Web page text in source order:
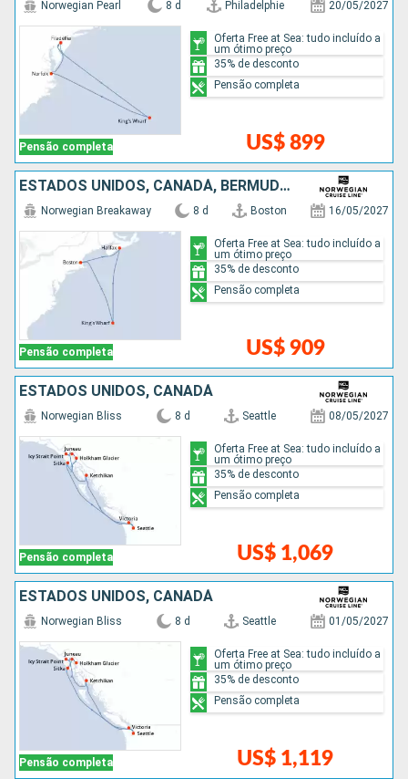
Pensão completa
Norwegian Pearl 8 d Philadelphie 20/05/2027
US$ 899
Oferta Free at Sea: tudo incluído a
um ótimo preço
35% de desconto
Pensão completa
ESTADOS UNIDOS, CANADÁ, BERMUDAS
Pensão completa
Norwegian Breakaway 8 d Boston 16/05/2027
US$ 909
Oferta Free at Sea: tudo incluído a
um ótimo preço
35% de desconto
Pensão completa
ESTADOS UNIDOS, CANADÁ
Pensão completa
Norwegian Bliss 8 d Seattle 08/05/2027
US$ 1,069
Oferta Free at Sea: tudo incluído a
um ótimo preço
35% de desconto
Pensão completa
ESTADOS UNIDOS, CANADÁ
Pensão completa
Norwegian Bliss 8 d Seattle 01/05/2027
US$ 1,119
Oferta Free at Sea: tudo incluído a
um ótimo preço
35% de desconto
Pensão completa